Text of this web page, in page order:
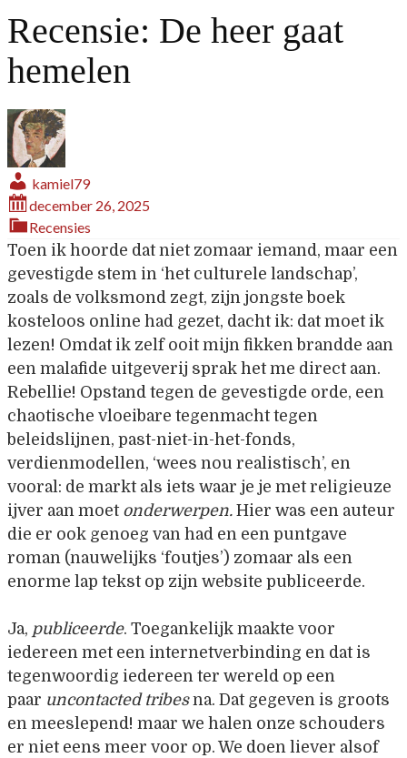
Recensie: De heer gaat
hemelen
kamiel79
december 26, 2025
Recensies
Toen ik hoorde dat niet zomaar iemand, maar een
gevestigde stem in ‘het culturele landschap’,
zoals de volksmond zegt, zijn jongste boek
kosteloos online had gezet, dacht ik: dat moet ik
lezen! Omdat ik zelf ooit mijn fikken brandde aan
een malafide uitgeverij sprak het me direct aan.
Rebellie! Opstand tegen de gevestigde orde, een
chaotische vloeibare tegenmacht tegen
beleidslijnen, past-niet-in-het-fonds,
verdienmodellen, ‘wees nou realistisch’, en
vooral: de markt als iets waar je je met religieuze
ijver aan moet onderwerpen. Hier was een auteur
die er ook genoeg van had en een puntgave
roman (nauwelijks ‘foutjes’) zomaar als een
enorme lap tekst op zijn website publiceerde.
Ja, publiceerde. Toegankelijk maakte voor
iedereen met een internetverbinding en dat is
tegenwoordig iedereen ter wereld op een
paar uncontacted tribesna. Dat gegeven is groots
en meeslepend! maar we halen onze schouders
er niet eens meer voor op. We doen liever alsof